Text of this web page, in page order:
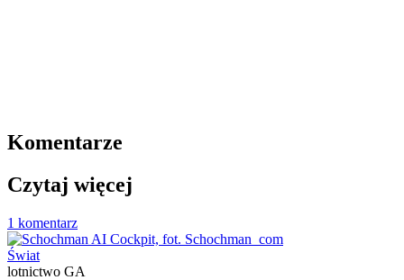
Komentarze
Czytaj więcej
1 komentarz
Świat
lotnictwo GA